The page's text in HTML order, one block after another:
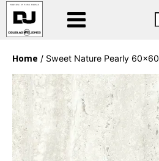
Home / Sweet Nature Pearly 60×60